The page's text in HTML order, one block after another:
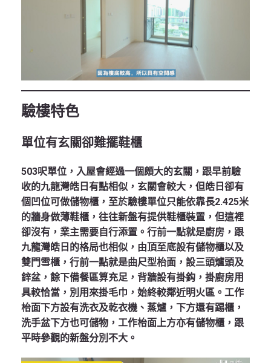
驗樓特色
單位有玄關卻難擺鞋櫃
503呎單位，入屋會經過一個頗大的玄關，跟早前驗
收的九龍灣皓日有點相似，玄關會較大，但皓日卻有
個凹位可做儲物櫃，至於驗樓單位只能依靠長2.425米
的牆身做薄鞋櫃，往往新盤有提供鞋櫃裝置，但這裡
卻沒有，業主需要自行添置。行前一點就是廚房，跟
九龍灣皓日的格局也相似，由頂至底設有儲物櫃以及
雙門雪櫃，行前一點就是曲尺型枱面，設三頭爐頭及
鋅盆，餘下備餐區算充足，背牆設有掛鈎，掛廚房用
具較恰當，別用來掛毛巾，始終較鄰近明火區。工作
枱面下方設有洗衣及乾衣機、蒸爐，下方還有踢櫃，
洗手盆下方也可儲物，工作枱面上方亦有儲物櫃，跟
平時參觀的新盤分別不大。